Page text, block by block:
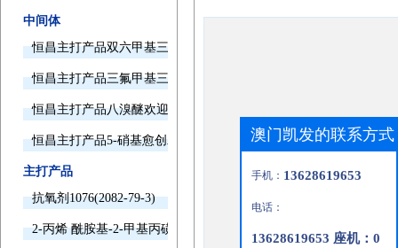
中间体
恒昌主打产品双六甲基三胺欢迎询价
恒昌主打产品三氟甲基三甲基硅烷欢迎询价
恒昌主打产品八溴醚欢迎询价
恒昌主打产品5-硝基愈创木酚钠欢迎询价
主打产品
抗氧剂1076(2082-79-3)
2-丙烯 酰胺基-2-甲基丙磺酸(15214-89-8)
澳门凯发的联系方式
手机： 13628619653
电话：
13628619653 座机：0